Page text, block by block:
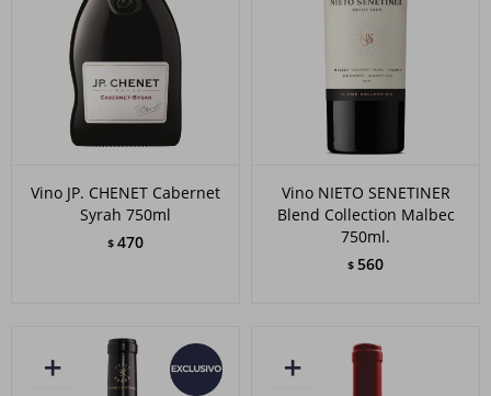
Vino JP. CHENET Cabernet
Syrah 750ml
$ 470
Vino NIETO SENETINER
Blend Collection Malbec
750ml.
$ 560